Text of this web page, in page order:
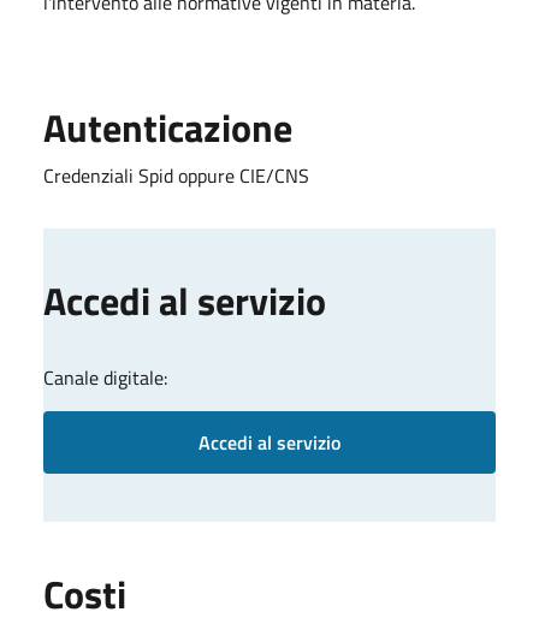
Autenticazione
Credenziali Spid oppure CIE/CNS
Accedi al servizio
Canale digitale:
Accedi al servizio
Costi